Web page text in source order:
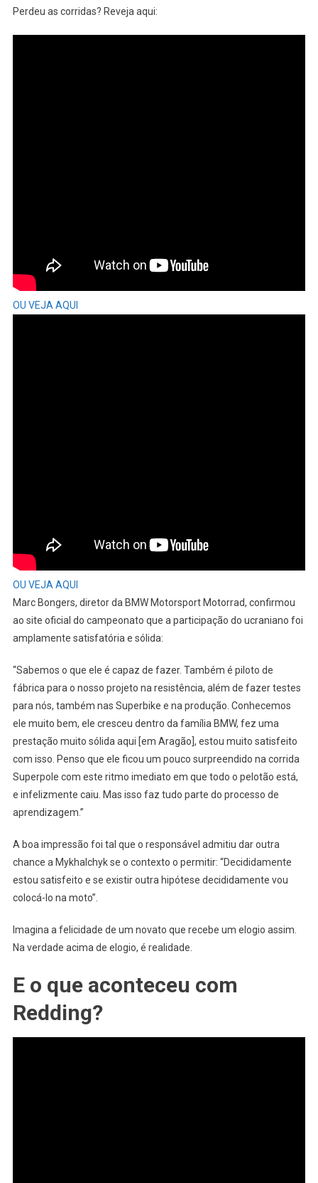
Perdeu as corridas? Reveja aqui:
OU VEJA AQUI
OU VEJA AQUI
Marc Bongers, diretor da BMW Motorsport Motorrad, confirmou
ao site oficial do campeonato que a participação do ucraniano foi
amplamente satisfatória e sólida:
“Sabemos o que ele é capaz de fazer. Também é piloto de
fábrica para o nosso projeto na resistência, além de fazer testes
para nós, também nas Superbike e na produção. Conhecemos
ele muito bem, ele cresceu dentro da família BMW, fez uma
prestação muito sólida aqui [em Aragão], estou muito satisfeito
com isso. Penso que ele ficou um pouco surpreendido na corrida
Superpole com este ritmo imediato em que todo o pelotão está,
e infelizmente caiu. Mas isso faz tudo parte do processo de
aprendizagem.”
A boa impressão foi tal que o responsável admitiu dar outra
chance a Mykhalchyk se o contexto o permitir: “Decididamente
estou satisfeito e se existir outra hipótese decididamente vou
colocá-lo na moto”.
Imagina a felicidade de um novato que recebe um elogio assim.
Na verdade acima de elogio, é realidade.
E o que aconteceu com
Redding?